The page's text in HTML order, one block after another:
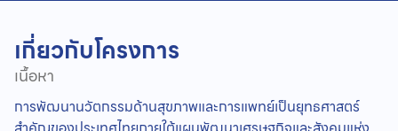
เกี่ยวกับโครงการ
เนื้อหา
การพัฒนานวัตกรรมด้านสุขภาพและการแพทย์เป็นยุทธศาสตร์